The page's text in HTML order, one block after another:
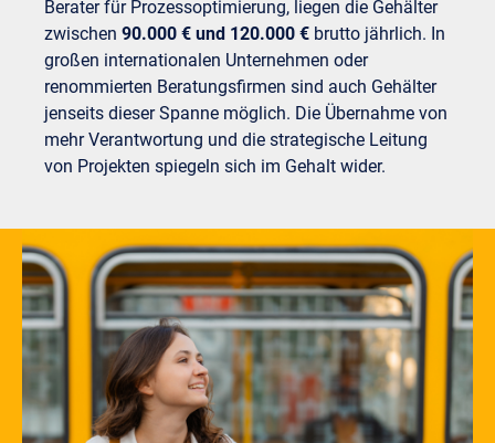
Berater für Prozessoptimierung, liegen die Gehälter
zwischen 90.000 € und 120.000 € brutto jährlich. In
großen internationalen Unternehmen oder
renommierten Beratungsfirmen sind auch Gehälter
jenseits dieser Spanne möglich. Die Übernahme von
mehr Verantwortung und die strategische Leitung
von Projekten spiegeln sich im Gehalt wider.